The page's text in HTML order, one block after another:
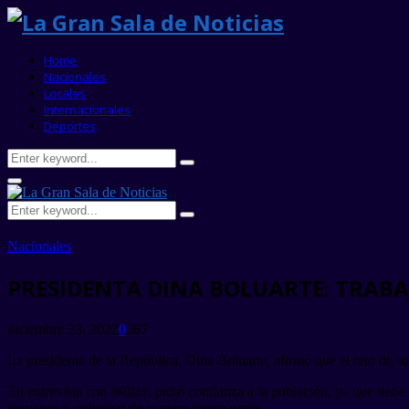
Home
Nacionales
Locales
Internacionales
Deportes
Search
for:
Search
Primary
Menu
Search
for:
Search
Nacionales
PRESIDENTA DINA BOLUARTE:
diciembre 23, 20220367
La presidenta de la República, Dina Boluarte, afirmó que el reto de
En entrevista con Willax, pidió confianza a la población, ya que